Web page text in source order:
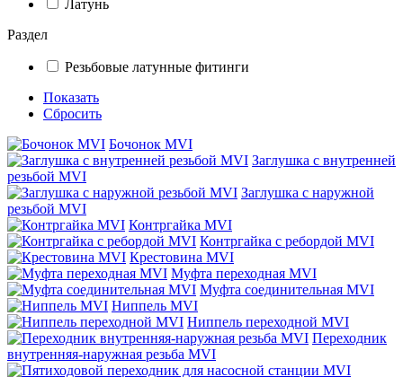
Латунь
Раздел
Резьбовые латунные фитинги
Показать
Сбросить
Бочонок MVI
Заглушка с внутренней
резьбой MVI
Заглушка с наружной
резьбой MVI
Контргайка MVI
Контргайка с ребордой MVI
Крестовина MVI
Муфта переходная MVI
Муфта соединительная MVI
Ниппель MVI
Ниппель переходной MVI
Переходник
внутренняя-наружная резьба MVI